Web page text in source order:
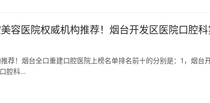
容医院权威机构推荐！烟台开发区医院口腔科
荐！烟台全口重建口腔医院上榜名单排名前十的分别是：1，烟台
腔科…